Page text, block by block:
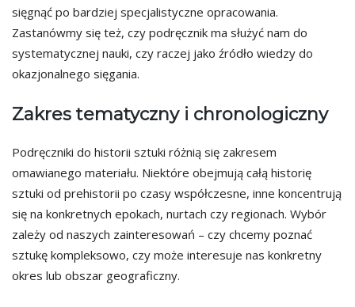
sięgnąć po bardziej specjalistyczne opracowania.
Zastanówmy się też, czy podręcznik ma służyć nam do
systematycznej nauki, czy raczej jako źródło wiedzy do
okazjonalnego sięgania.
Zakres tematyczny i chronologiczny
Podręczniki do historii sztuki różnią się zakresem
omawianego materiału. Niektóre obejmują całą historię
sztuki od prehistorii po czasy współczesne, inne koncentrują
się na konkretnych epokach, nurtach czy regionach. Wybór
zależy od naszych zainteresowań – czy chcemy poznać
sztukę kompleksowo, czy może interesuje nas konkretny
okres lub obszar geograficzny.